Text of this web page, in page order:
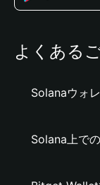
よくある
Solanaウォ
Solana上で